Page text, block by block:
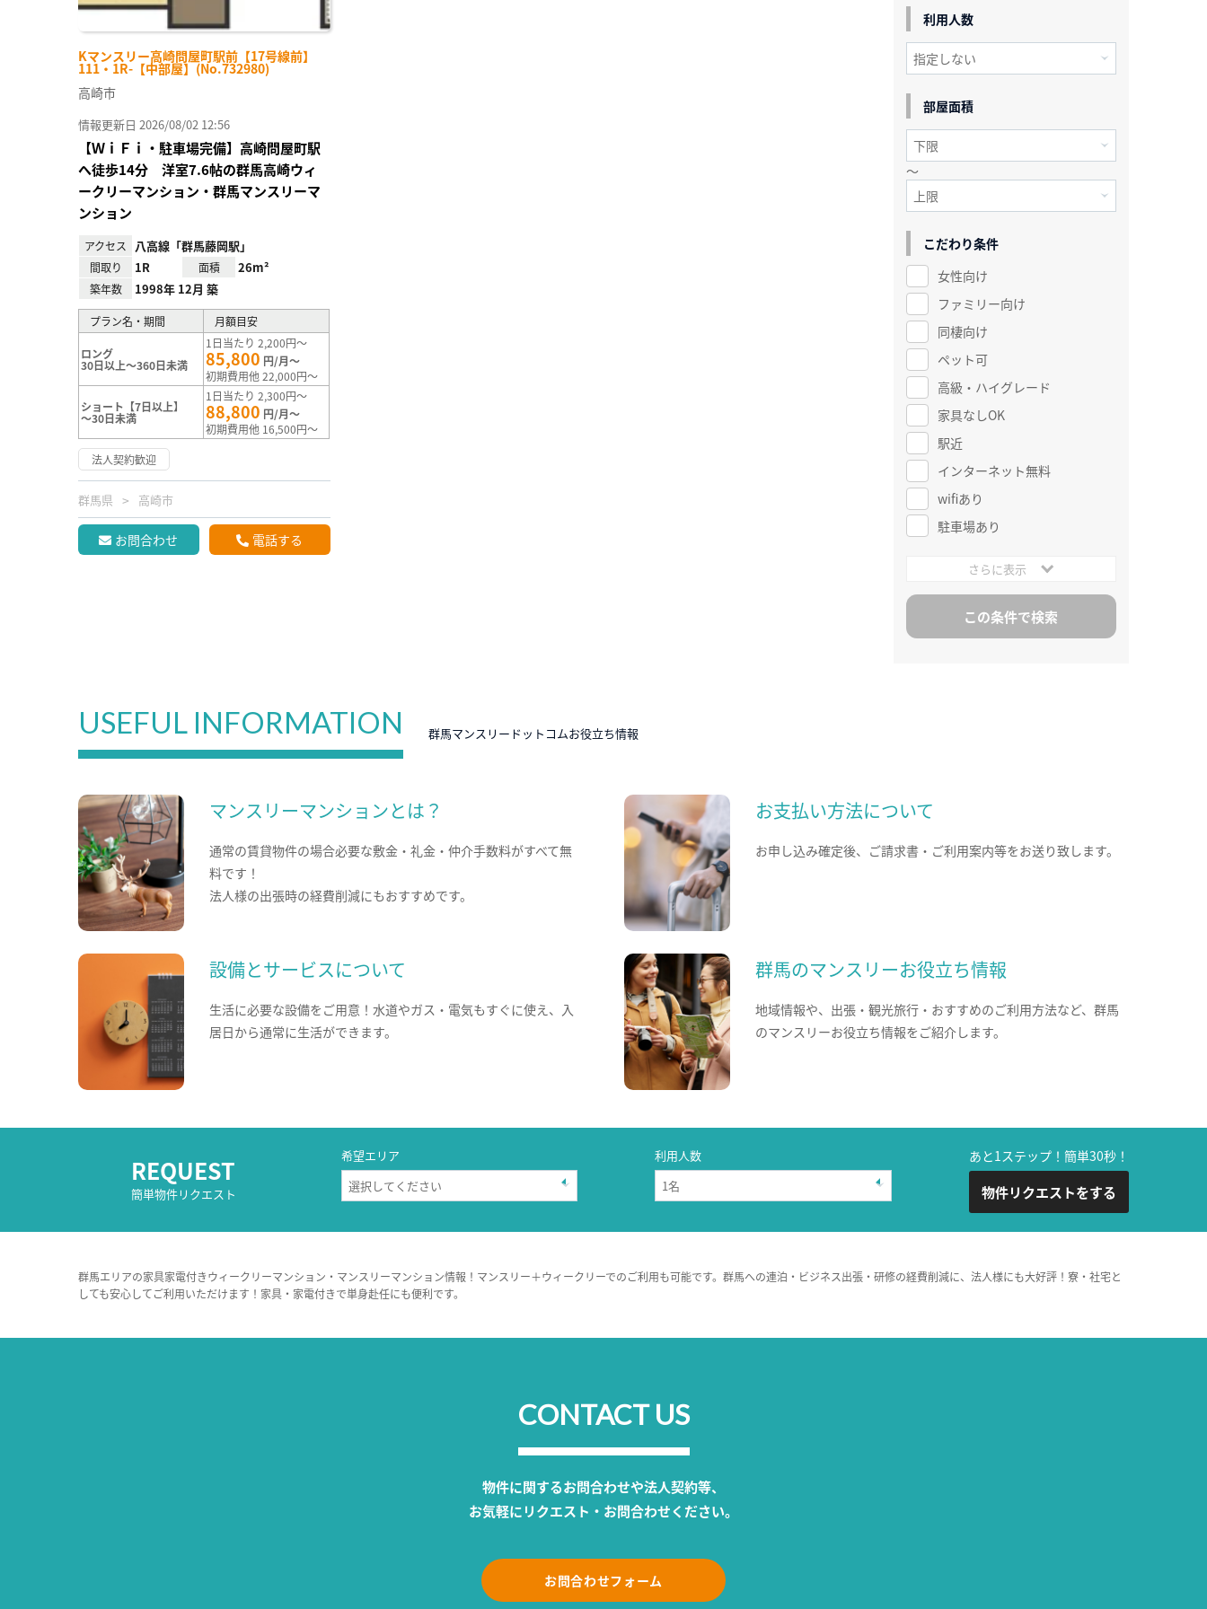
Kマンスリー高崎問屋町駅前【17号線前】
111・1R-【中部屋】(No.732980)
高崎市
情報更新日 2026/08/02 12:56
【ＷｉＦｉ・駐車場完備】高崎問屋町駅
へ徒歩14分 洋室7.6帖の群馬高崎ウィ
ークリーマンション・群馬マンスリーマ
ンション
アクセス 八高線「群馬藤岡駅」
間取り 1R 面積 26m²
築年数 1998年 12月 築
プラン名・期間 月額目安
ロング
30日以上～360日未満
1日当たり 2,200円～
85,800 円/月～
初期費用他 22,000円～
ショート【7日以上】
～30日未満
1日当たり 2,300円～
88,800 円/月～
初期費用他 16,500円～
法人契約歓迎
群馬県 高崎市
お問合わせ 電話する
利用人数
部屋面積
～
こだわり条件
女性向け
ファミリー向け
同棲向け
ペット可
高級・ハイグレード
家具なしOK
駅近
インターネット無料
wifiあり
駐車場あり
さらに表示
USEFUL INFORMATION 群馬マンスリードットコムお役立ち情報
マンスリーマンションとは？
通常の賃貸物件の場合必要な敷金・礼金・仲介手数料がすべて無
料です！
法人様の出張時の経費削減にもおすすめです。
お支払い方法について
お申し込み確定後、ご請求書・ご利用案内等をお送り致します。
設備とサービスについて
生活に必要な設備をご用意！水道やガス・電気もすぐに使え、入
居日から通常に生活ができます。
群馬のマンスリーお役立ち情報
地域情報や、出張・観光旅行・おすすめのご利用方法など、群馬
のマンスリーお役立ち情報をご紹介します。
REQUEST
簡単物件リクエスト
希望エリア 利用人数 あと1ステップ！簡単30秒！
物件リクエストをする
群馬エリアの家具家電付きウィークリーマンション・マンスリーマンション情報！マンスリー＋ウィークリーでのご利用も可能です。群馬への連泊・ビジネス出張・研修の経費削減に、法人様にも大好評！寮・社宅と
しても安心してご利用いただけます！家具・家電付きで単身赴任にも便利です。
CONTACT US
物件に関するお問合わせや法人契約等、
お気軽にリクエスト・お問合わせください。
お問合わせフォーム